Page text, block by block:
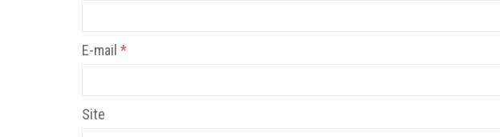
E-mail *
Site